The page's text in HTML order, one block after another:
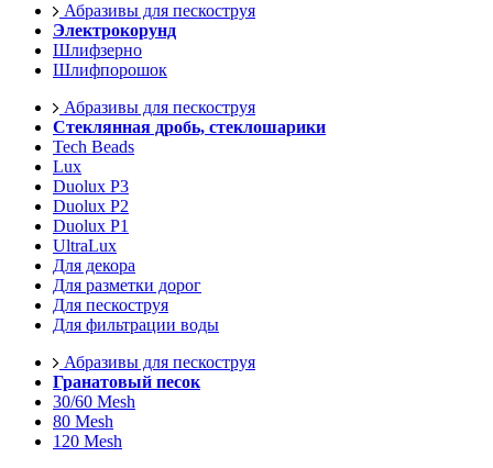
Абразивы для пескоструя
Электрокорунд
Шлифзерно
Шлифпорошок
Абразивы для пескоструя
Стеклянная дробь, стеклошарики
Tech Beads
Lux
Duolux P3
Duolux P2
Duolux P1
UltraLux
Для декора
Для разметки дорог
Для пескоструя
Для фильтрации воды
Абразивы для пескоструя
Гранатовый песок
30/60 Mesh
80 Mesh
120 Mesh